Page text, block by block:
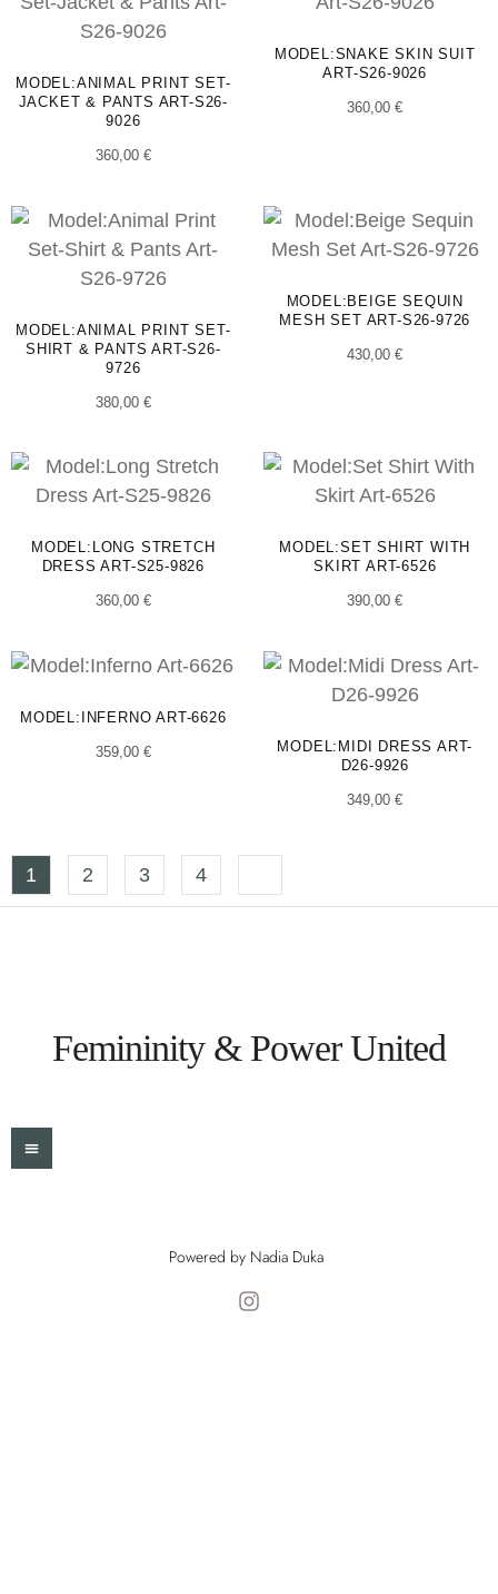
MODEL:ANIMAL PRINT SET-
JACKET & PANTS ART-S26-
9026
360,00 €
MODEL:SNAKE SKIN SUIT
ART-S26-9026
360,00€
MODEL:ANIMAL PRINT SET-
SHIRT & PANTS ART-S26-
9726
380,00 €
MODEL:BEIGE SEQUIN
MESH SET ART-S26-9726
430,00€
MODEL:LONG STRETCH
DRESS ART-S25-9826
360,00 €
MODEL:SET SHIRT WITH
SKIRT ART-6526
390,00€
MODEL:INFERNO ART-6626
359,00 €
MODEL:MIDI DRESS ART-
D26-9926
349,00€
1 2 3 4
Femininity & Power United
Powered by Nadia Duka